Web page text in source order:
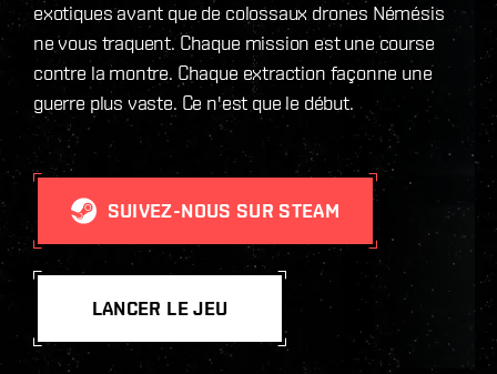
exotiques avant que de colossaux drones Némésis
ne vous traquent. Chaque mission est une course
contre la montre. Chaque extraction façonne une
guerre plus vaste. Ce n'est que le début.
SUIVEZ-NOUS SUR STEAM
LANCER LE JEU